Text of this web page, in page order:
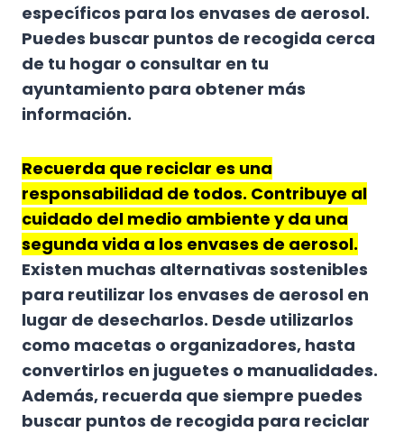
específicos para los envases de aerosol.
Puedes buscar puntos de recogida cerca
de tu hogar o consultar en tu
ayuntamiento para obtener más
información.
Recuerda que reciclar es una
responsabilidad de todos. Contribuye al
cuidado del medio ambiente y da una
segunda vida a los envases de aerosol.
Existen muchas alternativas sostenibles
para reutilizar los envases de aerosol en
lugar de desecharlos. Desde utilizarlos
como macetas o organizadores, hasta
convertirlos en juguetes o manualidades.
Además, recuerda que siempre puedes
buscar puntos de recogida para reciclar